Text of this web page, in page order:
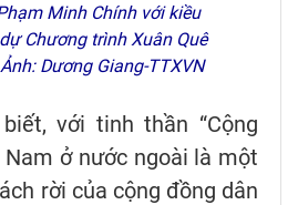
Minh Chính với kiều
Chương trình Xuân Quê
Dương Giang-TTXVN
với tinh thần “Cộng
ở nước ngoài là một
rời của cộng đồng dân